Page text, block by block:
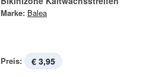
Marke: Balea
Preis: € 3,95